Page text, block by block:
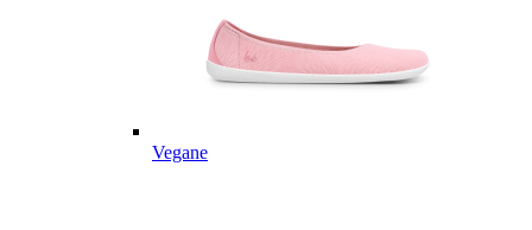
Vegane